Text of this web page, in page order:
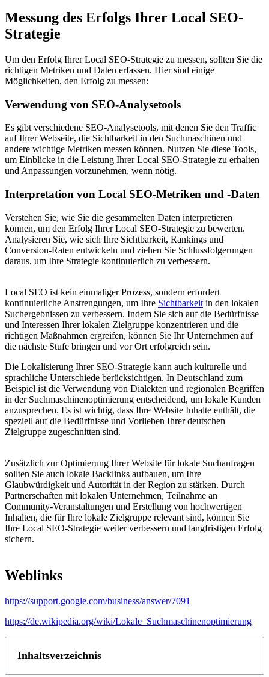
Messung des Erfolgs Ihrer Local SEO-
Strategie
Um den Erfolg Ihrer Local SEO-Strategie zu messen, sollten Sie die
richtigen Metriken und Daten erfassen. Hier sind einige
Möglichkeiten, den Erfolg zu messen:
Verwendung von SEO-Analysetools
Es gibt verschiedene SEO-Analysetools, mit denen Sie den Traffic
auf Ihrer Webseite, die Sichtbarkeit in den Suchmaschinen und
andere wichtige Metriken messen können. Nutzen Sie diese Tools,
um Einblicke in die Leistung Ihrer Local SEO-Strategie zu erhalten
und Anpassungen vorzunehmen, wenn nötig.
Interpretation von Local SEO-Metriken und -Daten
Verstehen Sie, wie Sie die gesammelten Daten interpretieren
können, um den Erfolg Ihrer Local SEO-Strategie zu bewerten.
Analysieren Sie, wie sich Ihre Sichtbarkeit, Rankings und
Conversion-Raten entwickeln und ziehen Sie Schlussfolgerungen
daraus, um Ihre Strategie kontinuierlich zu verbessern.
Local SEO ist kein einmaliger Prozess, sondern erfordert
kontinuierliche Anstrengungen, um Ihre Sichtbarkeit in den lokalen
Suchergebnissen zu verbessern. Indem Sie sich auf die Bedürfnisse
und Interessen Ihrer lokalen Zielgruppe konzentrieren und die
richtigen Maßnahmen ergreifen, können Sie Ihr Unternehmen auf
die nächste Stufe bringen und vor Ort erfolgreich sein.
Die Lokalisierung Ihrer SEO-Strategie kann auch kulturelle und
sprachliche Unterschiede berücksichtigen. In Deutschland zum
Beispiel ist die Verwendung von Dialekten und regionalen Begriffen
in der Suchmaschinenoptimierung entscheidend, um lokale Kunden
anzusprechen. Es ist wichtig, dass Ihre Website Inhalte enthält, die
speziell auf die Bedürfnisse und Vorlieben Ihrer deutschen
Zielgruppe zugeschnitten sind.
Zusätzlich zur Optimierung Ihrer Website für lokale Suchanfragen
sollten Sie auch lokale Backlinks aufbauen, um Ihre
Glaubwürdigkeit und Autorität in der Region zu stärken. Durch
Partnerschaften mit lokalen Unternehmen, Teilnahme an
Community-Veranstaltungen und Erstellung von hochwertigen
Inhalten, die für Ihre lokale Zielgruppe relevant sind, können Sie
Ihre Local SEO-Strategie weiter verbessern und langfristigen Erfolg
sichern.
Weblinks
https://support.google.com/business/answer/7091
https://de.wikipedia.org/wiki/Lokale_Suchmaschinenoptimierung
Inhaltsverzeichnis